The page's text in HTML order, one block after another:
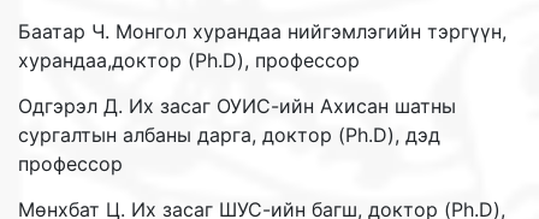
Баатар Ч. Монгол хурандаа нийгэмлэгийн тэргүүн,
хурандаа,доктор (Ph.D), профессор
Одгэрэл Д. Их засаг ОУИС-ийн Ахисан шатны
сургалтын албаны дарга, доктор (Ph.D), дэд
профессор
Мөнхбат Ц. Их засаг ШУС-ийн багш, доктор (Ph.D),